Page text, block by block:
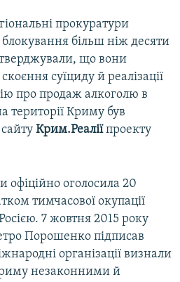
прокуратури
блокування більш ніж десяти
що вони
суїциду й реалізації
про продаж алкоголю в
території Криму був
Крим.Реаліїпроекту
офіційно оголосила 20
тимчасової окупації
7 жовтня 2015 року
Порошенко підписав
організації визнали
незаконними й